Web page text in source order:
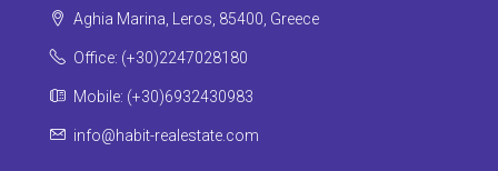
Aghia Marina, Leros, 85400, Greece
Office: (+30)2247028180
Mobile: (+30)6932430983
info@habit-realestate.com